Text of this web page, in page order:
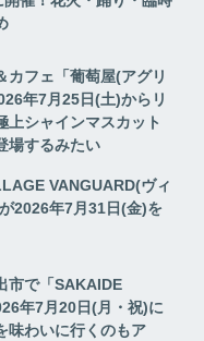
カフェ「葡萄屋(アグリ
年7月25日(土)からリ
上シャインマスカット
場するみたい
VANGUARD(ヴィ
2026年7月31日(金)を
市で「SAKAIDE
年7月20日(月・祝)に
味わいに行くのもア